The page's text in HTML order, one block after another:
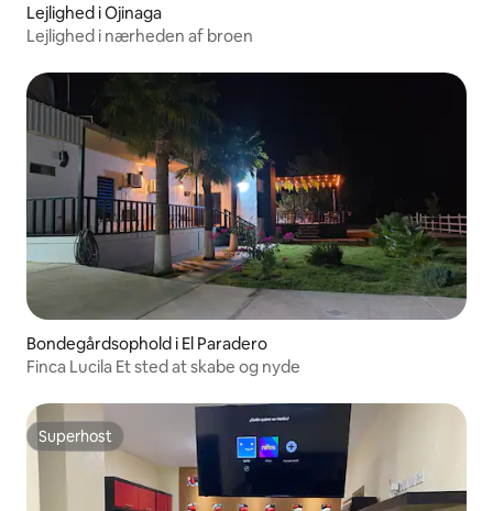
Lejlighed i Ojinaga
Lejlighed i nærheden af broen
Bondegårdsophold i El Paradero
Finca Lucila Et sted at skabe og nyde
Superhost
Superhost